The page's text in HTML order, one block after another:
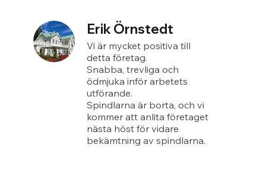
Erik Örnstedt
Vi är mycket positiva till
detta företag.
Snabba, trevliga och
ödmjuka inför arbetets
utförande.
Spindlarna är borta, och vi
kommer att anlita företaget
nästa höst för vidare
bekämtning av spindlarna.